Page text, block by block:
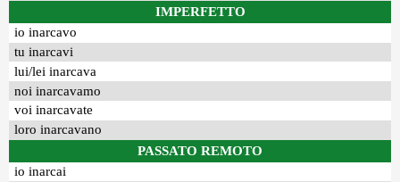
IMPERFETTO
io inarcavo
tu inarcavi
lui/lei inarcava
noi inarcavamo
voi inarcavate
loro inarcavano
PASSATO REMOTO
io inarcai